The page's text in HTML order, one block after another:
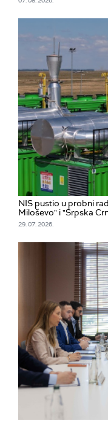
NIS pustio u probni
Miloševo" i "Srpska
29. 07. 2026.